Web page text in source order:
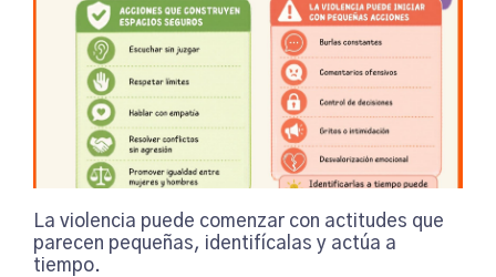
La violencia puede comenzar con actitudes que
parecen pequeñas, identifícalas y actúa a
tiempo.